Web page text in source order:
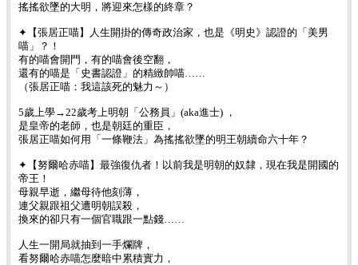
搖搖欲墜的大明，將迎來怎樣的終章？
✦【張居正喵】人生開掛的傳奇政治家，也是《明史》認證的「美男
喵」？！
有的喵會開門，有的喵會後空翻，
還有的喵是「史書認證」的精緻帥喵……
（張居正喵：我這該死的魅力～）
5歲上學→22歲考上明朝「公務員」(aka進士) ，
是皇帝的老師，也是朝廷的重臣，
張居正喵如何用「一條鞭法」為搖搖欲墜的明王朝續命六十年？
✦【努爾哈赤喵】最強復仇者！以前我是明朝的奴隸，現在我是開國的
帝王！
母親早逝，繼母待他刻薄，
連父親跟祖父遭明朝誤殺，
換來的卻只有一個官職跟一點錢……
人生一開局就抽到一手爛牌，
看努爾哈赤喵怎麼暗中累積實力，